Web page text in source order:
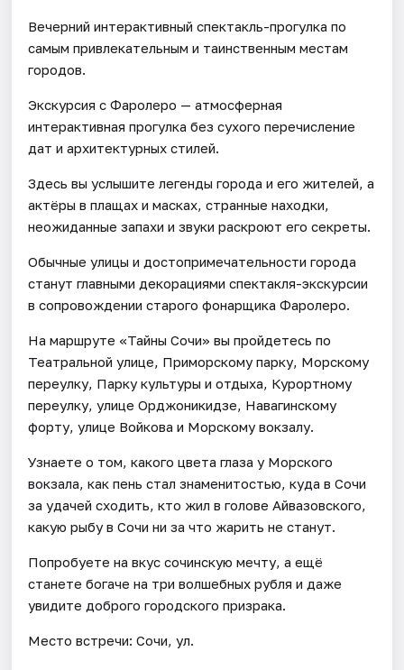
Вечерний интерактивный спектакль-прогулка по
самым привлекательным и таинственным местам
городов.
Экскурсия с Фаролеро — атмосферная
интерактивная прогулка без сухого перечисление
дат и архитектурных стилей.
Здесь вы услышите легенды города и его жителей, а
актёры в плащах и масках, странные находки,
неожиданные запахи и звуки раскроют его секреты.
Обычные улицы и достопримечательности города
станут главными декорациями спектакля-экскурсии
в сопровождении старого фонарщика Фаролеро.
На маршруте «Тайны Сочи» вы пройдетесь по
Театральной улице, Приморскому парку, Морскому
переулку, Парку культуры и отдыха, Курортному
переулку, улице Орджоникидзе, Навагинскому
форту, улице Войкова и Морскому вокзалу.
Узнаете о том, какого цвета глаза у Морского
вокзала, как пень стал знаменитостью, куда в Сочи
за удачей сходить, кто жил в голове Айвазовского,
какую рыбу в Сочи ни за что жарить не станут.
Попробуете на вкус сочинскую мечту, а ещё
станете богаче на три волшебных рубля и даже
увидите доброго городского призрака.
Место встречи: Сочи, ул.